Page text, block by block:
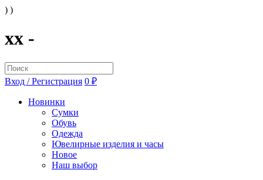
) )
xx -
Вход / Регистрация 0 ₽
Новинки
Сумки
Обувь
Одежда
Ювелирные изделия и часы
Новое
Наш выбор